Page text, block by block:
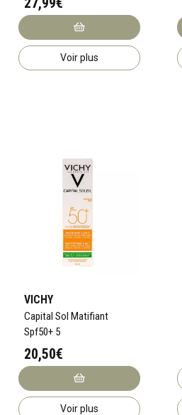
Voir plus
VICHY
Capital Sol Matifiant
Spf50+ 5
20,50€
Voir plus